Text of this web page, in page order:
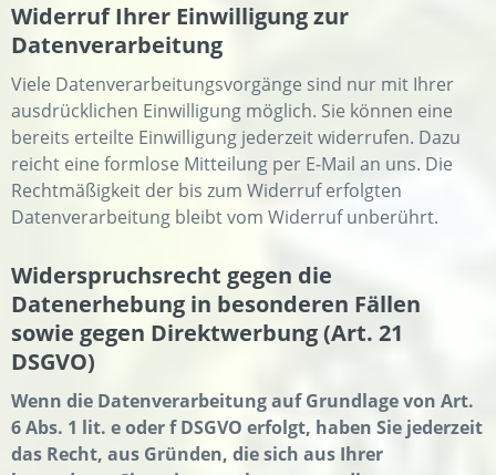
Widerruf Ihrer Einwilligung zur
Datenverarbeitung
Viele Datenverarbeitungsvorgänge sind nur mit Ihrer
ausdrücklichen Einwilligung möglich. Sie können eine
bereits erteilte Einwilligung jederzeit widerrufen. Dazu
reicht eine formlose Mitteilung per E-Mail an uns. Die
Rechtmäßigkeit der bis zum Widerruf erfolgten
Datenverarbeitung bleibt vom Widerruf unberührt.
Widerspruchsrecht gegen die
Datenerhebung in besonderen Fällen
sowie gegen Direktwerbung (Art. 21
DSGVO)
Wenn die Datenverarbeitung auf Grundlage von Art.
6 Abs. 1 lit. e oder f DSGVO erfolgt, haben Sie jederzeit
das Recht, aus Gründen, die sich aus Ihrer